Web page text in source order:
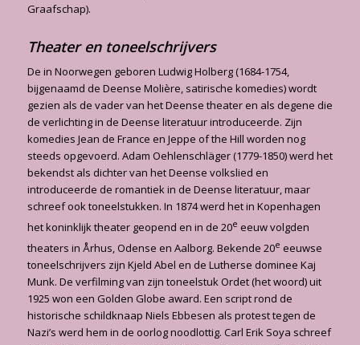
Graafschap).
Theater en toneelschrijvers
De in Noorwegen geboren Ludwig Holberg (1684-1754,
bijgenaamd de Deense Molière, satirische komedies) wordt
gezien als de vader van het Deense theater en als degene die
de verlichting in de Deense literatuur introduceerde. Zijn
komedies Jean de France en Jeppe of the Hill worden nog
steeds opgevoerd. Adam Oehlenschläger (1779-1850) werd het
bekendst als dichter van het Deense volkslied en
introduceerde de romantiek in de Deense literatuur, maar
schreef ook toneelstukken. In 1874 werd het in Kopenhagen
het koninklijk theater geopend en in de 20e eeuw volgden
theaters in Århus, Odense en Aalborg. Bekende 20e eeuwse
toneelschrijvers zijn Kjeld Abel en de Lutherse dominee Kaj
Munk. De verfilming van zijn toneelstuk Ordet (het woord) uit
1925 won een Golden Globe award. Een script rond de
historische schildknaap Niels Ebbesen als protest tegen de
Nazi’s werd hem in de oorlog noodlottig. Carl Erik Soya schreef